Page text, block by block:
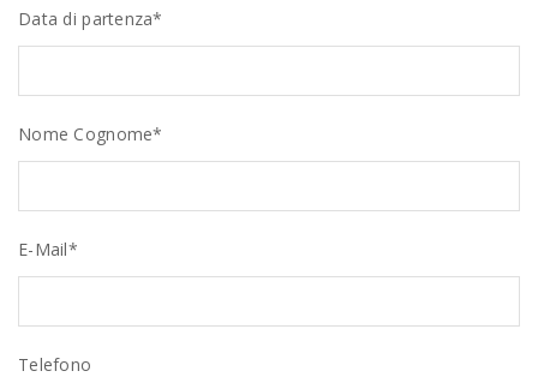
Data di partenza*
Nome Cognome*
E-Mail*
Telefono